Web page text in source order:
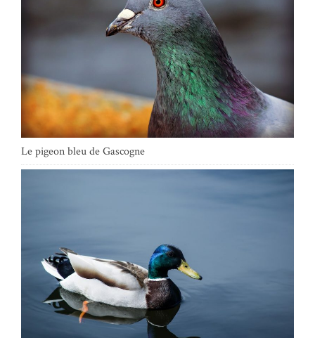
Le pigeon bleu de Gascogne